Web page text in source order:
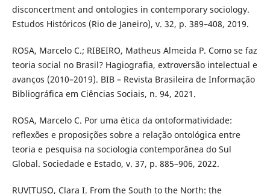
disconcertment and ontologies in contemporary sociology.
Estudos Históricos (Rio de Janeiro), v. 32, p. 389–408, 2019.
ROSA, Marcelo C.; RIBEIRO, Matheus Almeida P. Como se faz
teoria social no Brasil? Hagiografia, extroversão intelectual e
avanços (2010–2019). BIB – Revista Brasileira de Informação
Bibliográfica em Ciências Sociais, n. 94, 2021.
ROSA, Marcelo C. Por uma ética da ontoformatividade:
reflexões e proposições sobre a relação ontológica entre
teoria e pesquisa na sociologia contemporânea do Sul
Global. Sociedade e Estado, v. 37, p. 885–906, 2022.
RUVITUSO, Clara I. From the South to the North: the